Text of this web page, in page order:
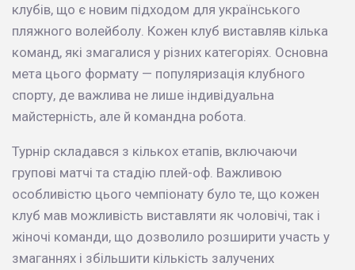
клубів, що є новим підходом для українського
пляжного волейболу. Кожен клуб виставляв кілька
команд, які змагалися у різних категоріях. Основна
мета цього формату — популяризація клубного
спорту, де важлива не лише індивідуальна
майстерність, але й командна робота.
Турнір складався з кількох етапів, включаючи
групові матчі та стадію плей-оф. Важливою
особливістю цього чемпіонату було те, що кожен
клуб мав можливість виставляти як чоловічі, так і
жіночі команди, що дозволило розширити участь у
змаганнях і збільшити кількість залучених